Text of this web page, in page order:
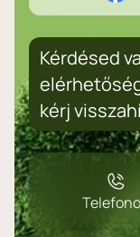
Kérdésed
kérj